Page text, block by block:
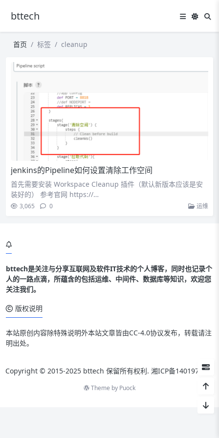
bttech
首页 标签 cleanup
jenkins的Pipeline如何设置清除工作空间
首先需要安装 Workspace Cleanup 插件（默认新版本应该是安
装好的） 参考官网 https://…
3,065 0 运维
bttech是关注与分享互联网及软件IT技术的个人博客，同时也记录个
人的一路点滴，所蕴含的包括运维、中间件、数据库等知识，欢迎您
关注我们。
版权说明
本站原创内容除特殊说明外本站文章皆由CC-4.0协议发布，转载请注
明出处。
Copyright © 2015-2025 bttech 保留所有权利. 湘ICP备14019712号
Theme by Puock